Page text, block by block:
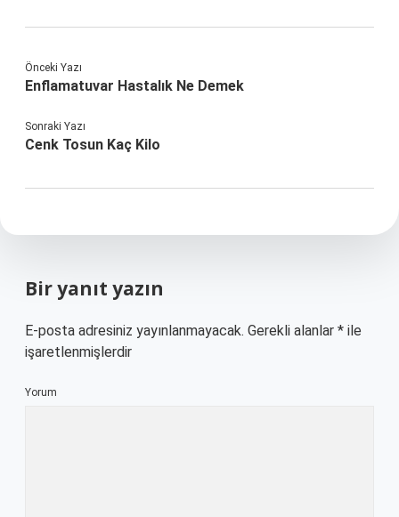
Önceki Yazı
Enflamatuvar Hastalık Ne Demek
Sonraki Yazı
Cenk Tosun Kaç Kilo
Bir yanıt yazın
E-posta adresiniz yayınlanmayacak. Gerekli alanlar * ile
işaretlenmişlerdir
Yorum